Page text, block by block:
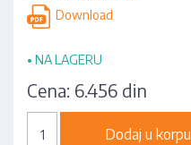
Download
• NA LAGERU
Cena: 6.456 din
Dodaj u korpu